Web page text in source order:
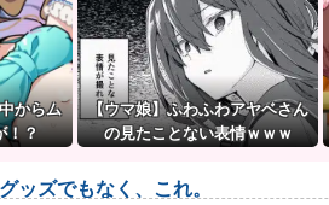
からム
！？
【ウマ娘】ふわふわアヤベさん
の見たことない表情ｗｗｗ
ッズでもなく、これ。